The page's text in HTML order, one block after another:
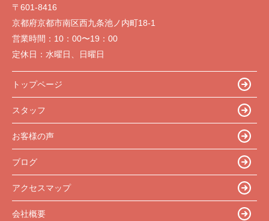
〒601-8416
京都府京都市南区西九条池ノ内町18-1
営業時間： 10：00〜19：00
定休日： 水曜日、日曜日
トップページ
スタッフ
お客様の声
ブログ
アクセスマップ
会社概要